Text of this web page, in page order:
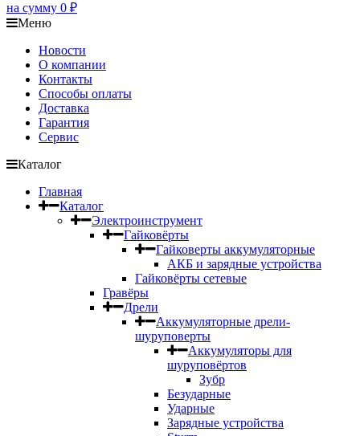
на сумму 0 ₽
Меню
Новости
О компании
Контакты
Способы оплаты
Доставка
Гарантия
Сервис
Каталог
Главная
Каталог
Электроинструмент
Гайковёрты
Гайковерты аккумуляторные
АКБ и зарядные устройства
Гайковёрты сетевые
Гравёры
Дрели
Аккумуляторные дрели-
шуруповерты
Аккумуляторы для
шуруповёртов
Зубр
Безударные
Ударные
Зарядные устройства